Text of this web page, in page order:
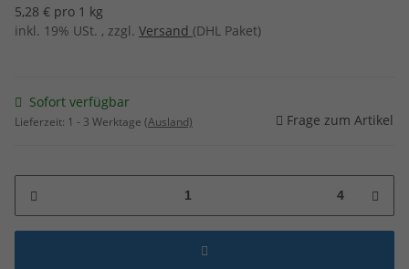
5,28 € pro 1 kg
inkl. 19% USt. , zzgl. Versand (DHL Paket)
Sofort verfügbar
Lieferzeit: 1 - 3 Werktage (Ausland) Frage zum Artikel
4